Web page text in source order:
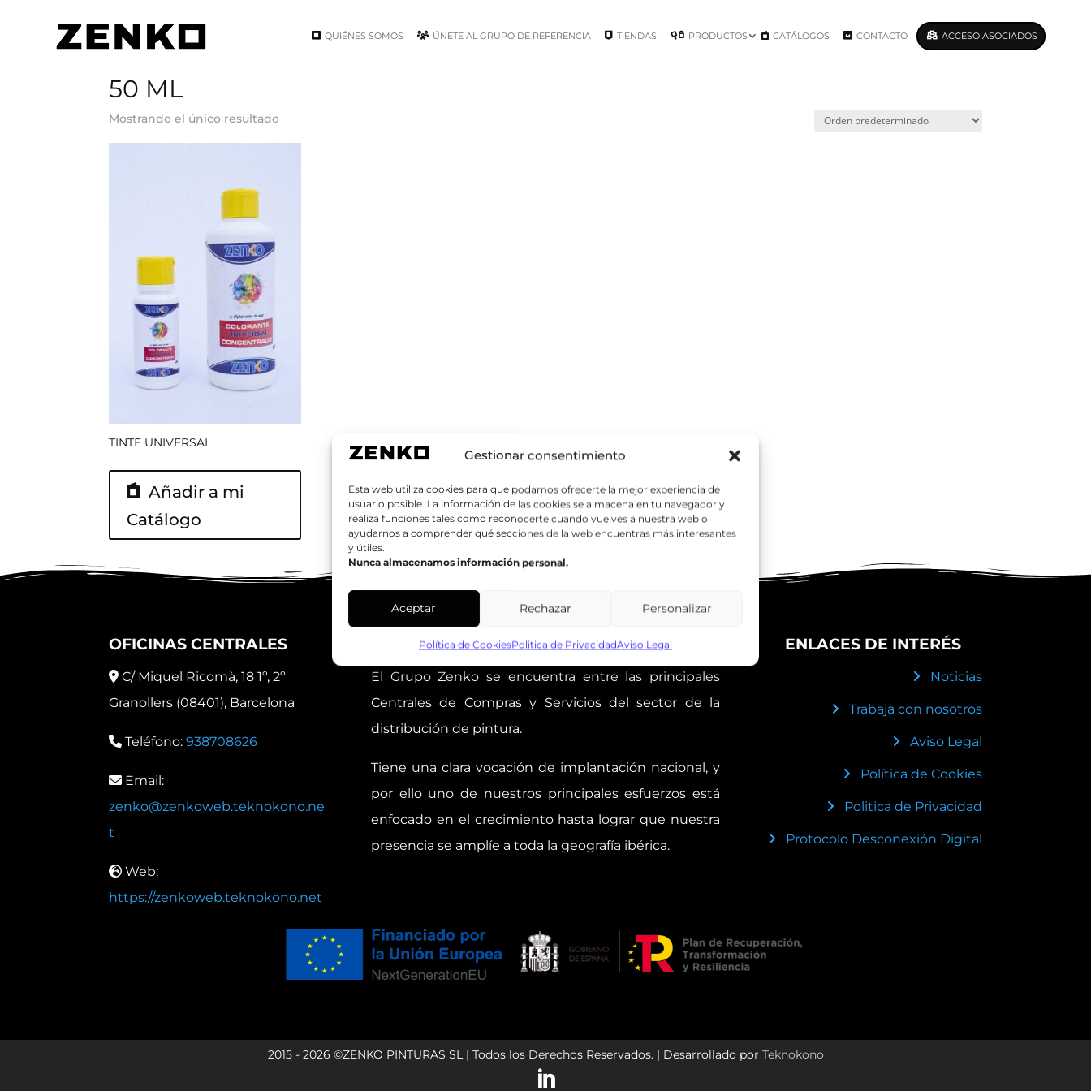
Gestionar consentimiento
Esta web utiliza cookies para que podamos ofrecerte la mejor experiencia de
usuario posible. La información de las cookies se almacena en tu navegador y
realiza funciones tales como reconocerte cuando vuelves a nuestra web o
ayudarnos a comprender qué secciones de la web encuentras más interesantes
y útiles.
Nunca almacenamos información personal.
Aceptar Rechazar Personalizar
Política de CookiesPolitica de PrivacidadAviso Legal
QUIÉNES SOMOS ÚNETE AL GRUPO DE REFERENCIA TIENDAS PRODUCTOS CATÁLOGOS CONTACTO ACCESO ASOCIADOS
50 ML
Mostrando el único resultado
TINTE UNIVERSAL
Añadir a mi
Catálogo
OFICINAS CENTRALES
C/ Miquel Ricomà, 18 1º, 2º
Granollers (08401), Barcelona
Teléfono: 938708626
Email:
zenko@zenkoweb.teknokono.ne
t
Web:
https://zenkoweb.teknokono.net
GRUPO ZENKO
El Grupo Zenko se encuentra entre las principales
Centrales de Compras y Servicios del sector de la
distribución de pintura.
Tiene una clara vocación de implantación nacional, y
por ello uno de nuestros principales esfuerzos está
enfocado en el crecimiento hasta lograr que nuestra
presencia se amplíe a toda la geografía ibérica.
ENLACES DE INTERÉS
Noticias
Trabaja con nosotros
Aviso Legal
Política de Cookies
Politica de Privacidad
Protocolo Desconexión Digital
2015 - 2026 ©ZENKO PINTURAS SL | Todos los Derechos Reservados. | Desarrollado por Teknokono
